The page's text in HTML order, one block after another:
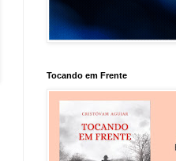
Tocando em Frente